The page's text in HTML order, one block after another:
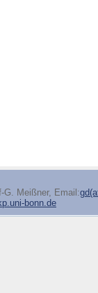
G. Meißner, Email:
bonn.de